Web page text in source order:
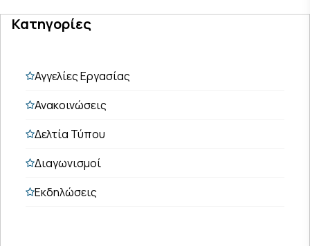
Κατηγορίες
Αγγελίες Εργασίας
Ανακοινώσεις
Δελτία Τύπου
Διαγωνισμοί
Εκδηλώσεις